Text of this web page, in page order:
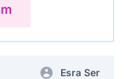
Esra Ser